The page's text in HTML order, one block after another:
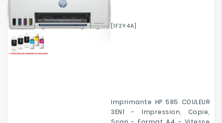
[1F3Y4A]
Imprimante HP 585 COULEUR
3EN1 - Impression, Copie,